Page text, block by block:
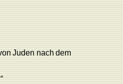
Juden nachdem